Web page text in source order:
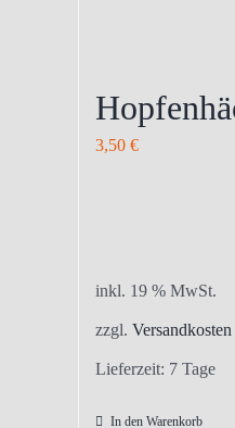
3,50 €
inkl. 19 % MwSt.
zzgl. Versandkosten
Lieferzeit: 7 Tage
In den Warenkorb